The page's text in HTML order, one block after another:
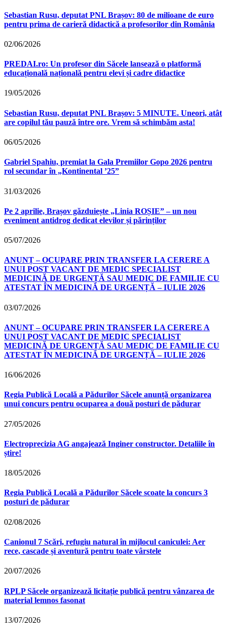
Sebastian Rusu, deputat PNL Brașov: 80 de milioane de euro
pentru prima de carieră didactică a profesorilor din România
02/06/2026
PREDAI.ro: Un profesor din Săcele lansează o platformă
educațională națională pentru elevi și cadre didactice
19/05/2026
Sebastian Rusu, deputat PNL Brașov: 5 MINUTE. Uneori, atât
are copilul tău pauză între ore. Vrem să schimbăm asta!
06/05/2026
Gabriel Spahiu, premiat la Gala Premiilor Gopo 2026 pentru
rol secundar în „Kontinental ’25”
31/03/2026
Pe 2 aprilie, Brașov găzduiește „Linia ROȘIE” – un nou
eveniment antidrog dedicat elevilor și părinților
05/07/2026
ANUNȚ – OCUPARE PRIN TRANSFER LA CERERE A
UNUI POST VACANT DE MEDIC SPECIALIST
MEDICINĂ DE URGENȚĂ SAU MEDIC DE FAMILIE CU
ATESTAT ÎN MEDICINĂ DE URGENȚĂ – IULIE 2026
03/07/2026
ANUNȚ – OCUPARE PRIN TRANSFER LA CERERE A
UNUI POST VACANT DE MEDIC SPECIALIST
MEDICINĂ DE URGENȚĂ SAU MEDIC DE FAMILIE CU
ATESTAT ÎN MEDICINĂ DE URGENȚĂ – IULIE 2026
16/06/2026
Regia Publică Locală a Pădurilor Săcele anunță organizarea
unui concurs pentru ocuparea a două posturi de pădurar
27/05/2026
Electroprecizia AG angajează Inginer constructor. Detaliile în
știre!
18/05/2026
Regia Publică Locală a Pădurilor Săcele scoate la concurs 3
posturi de pădurar
02/08/2026
Canionul 7 Scări, refugiu natural în mijlocul caniculei: Aer
rece, cascade și aventură pentru toate vârstele
20/07/2026
RPLP Săcele organizează licitație publică pentru vânzarea de
material lemnos fasonat
13/07/2026